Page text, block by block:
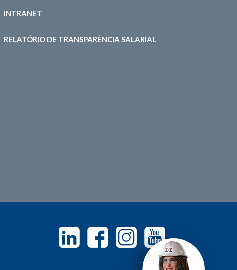
INTRANET
RELATÓRIO DE TRANSPARÊNCIA SALARIAL
Linkedin Facebook Instagram